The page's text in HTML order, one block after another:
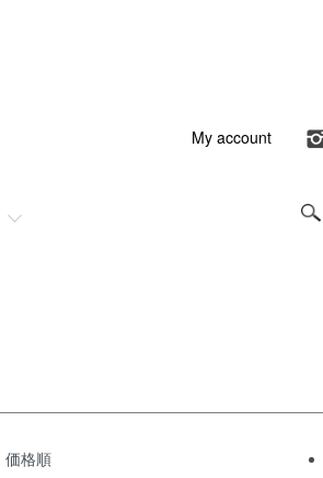
My account
価格順